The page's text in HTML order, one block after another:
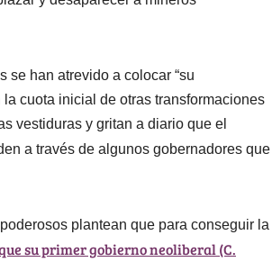
se han atrevido a colocar “su
cuota inicial de otras transformaciones
vestiduras y gritan a diario que el
a través de algunos gobernadores que
plantean que para conseguir la
su primer gobierno neoliberal (C.